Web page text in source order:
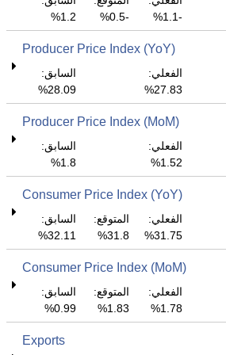
-1.1%
-0.5%
1.2%
Producer Price Index (YoY)
الفعلي:
27.83%
السابق:
28.09%
Producer Price Index (MoM)
الفعلي:
1.52%
السابق:
1.8%
Consumer Price Index (YoY)
الفعلي:
31.75%
المتوقع:
31.8%
السابق:
32.11%
Consumer Price Index (MoM)
الفعلي:
1.78%
المتوقع:
1.83%
السابق:
0.99%
Exports